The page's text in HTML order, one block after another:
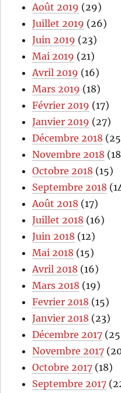
Août 2019 (29)
Juillet 2019 (26)
Juin 2019 (23)
Mai 2019 (21)
Avril 2019 (16)
Mars 2019 (18)
Février 2019 (17)
Janvier 2019 (27)
Décembre 2018
Novembre 2018
Octobre 2018 (15)
Septembre 2018
Août 2018 (17)
Juillet 2018 (16)
Juin 2018 (12)
Mai 2018 (15)
Avril 2018 (16)
Mars 2018 (19)
Fevrier 2018 (15)
Janvier 2018 (23)
Décembre 2017
Novembre 2017
Octobre 2017 (18)
Septembre 2017